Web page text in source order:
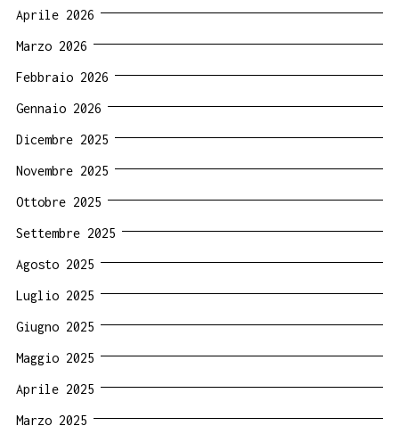
Aprile 2026
Marzo 2026
Febbraio 2026
Gennaio 2026
Dicembre 2025
Novembre 2025
Ottobre 2025
Settembre 2025
Agosto 2025
Luglio 2025
Giugno 2025
Maggio 2025
Aprile 2025
Marzo 2025